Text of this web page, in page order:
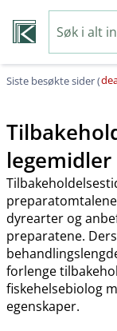
Siste besøkte sider (
legemidler
dyrearter og
preparatene.
forlenge
fiskehelsebiolog
egenskaper.